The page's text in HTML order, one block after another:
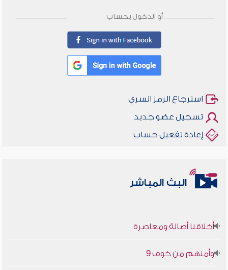
أو الدخول بحساب
استرجاع الرمز السري
تسجيل عضو جديد
إعادة تفعيل حساب
البث المباشر
أخلاقنا أصالة ومعاصرة
وأمنهم من خوف 9